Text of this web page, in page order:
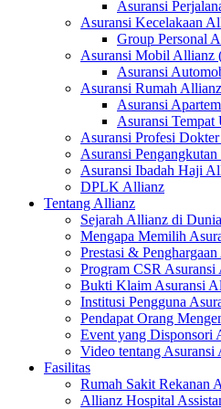
Asuransi
Asuransi Kecelakaan
Group Personal
Asuransi Mobil Allianz
Asuransi
Asuransi Rumah
Asuransi
Asuransi
Asuransi Profesi
Asuransi
Asuransi Ibadah Haji
DPLK Allianz
Tentang Allianz
Sejarah Allianz di Dunia
Mengapa Memilih
Prestasi &
Program CSR Asuransi
Bukti Klaim Asuransi
Institusi Pengguna
Pendapat Orang
Event yang Disponsori
Video tentang Asuransi
Fasilitas
Rumah Sakit Rekanan
Allianz Hospital